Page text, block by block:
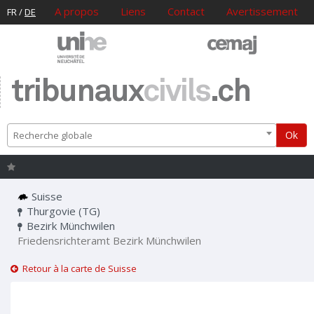
FR/DE A propos Liens Contact Avertissement
tribunauxcivils.ch
Recherche globale Ok
Suisse
Thurgovie (TG)
Bezirk Münchwilen
Friedensrichteramt Bezirk Münchwilen
Retour à la carte de Suisse